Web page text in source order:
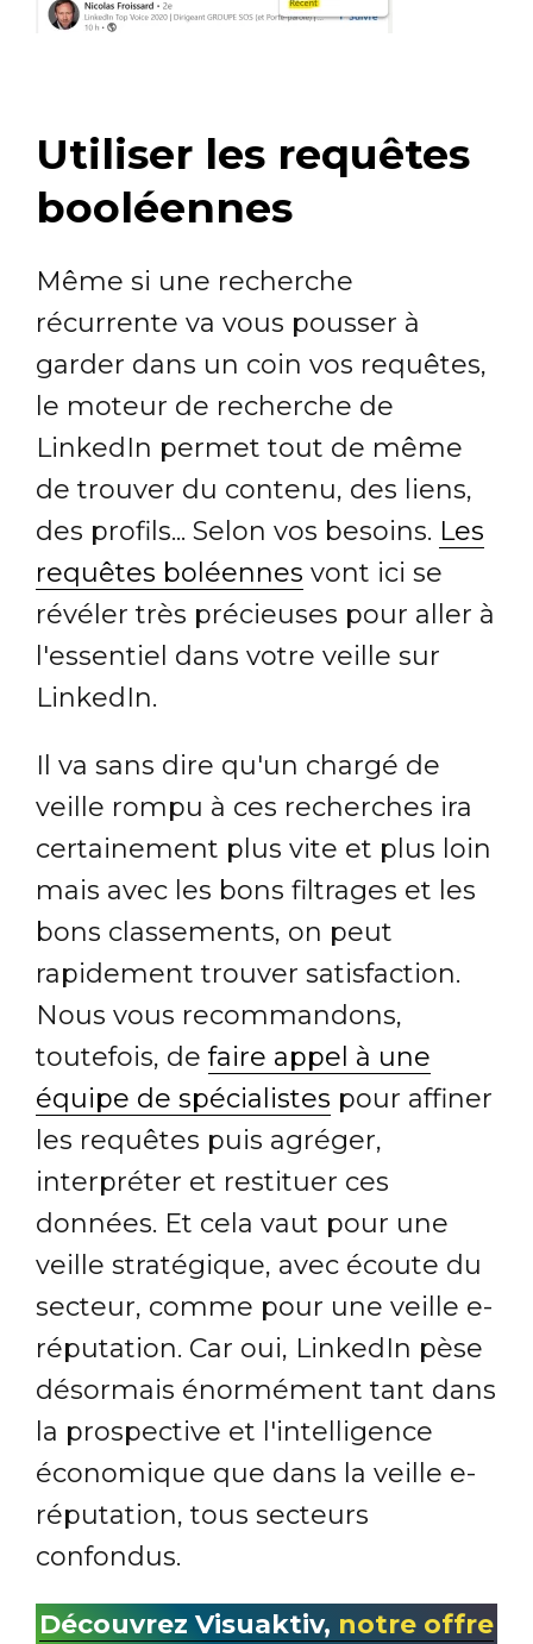
Utiliser les requêtes
booléennes
Même si une recherche
récurrente va vous pousser à
garder dans un coin vos requêtes,
le moteur de recherche de
LinkedIn permet tout de même
de trouver du contenu, des liens,
des profils... Selon vos besoins. Les
requêtes boléennes vont ici se
révéler très précieuses pour aller à
l'essentiel dans votre veille sur
LinkedIn.
Il va sans dire qu'un chargé de
veille rompu à ces recherches ira
certainement plus vite et plus loin
mais avec les bons filtrages et les
bons classements, on peut
rapidement trouver satisfaction.
Nous vous recommandons,
toutefois, de faire appel à une
équipe de spécialistes pour affiner
les requêtes puis agréger,
interpréter et restituer ces
données. Et cela vaut pour une
veille stratégique, avec écoute du
secteur, comme pour une veille e-
réputation. Car oui, LinkedIn pèse
désormais énormément tant dans
la prospective et l'intelligence
économique que dans la veille e-
réputation, tous secteurs
confondus.
Découvrez Visuaktiv, notre offre